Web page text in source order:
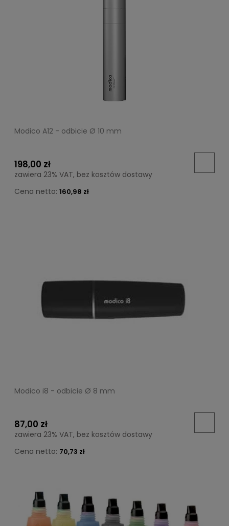
Modico A12 - odbicie Ø 10 mm
198,00 zł
zawiera 23% VAT, bez kosztów dostawy
Cena netto: 160,98 zł
Modico i8 - odbicie Ø 8 mm
87,00 zł
zawiera 23% VAT, bez kosztów dostawy
Cena netto: 70,73 zł